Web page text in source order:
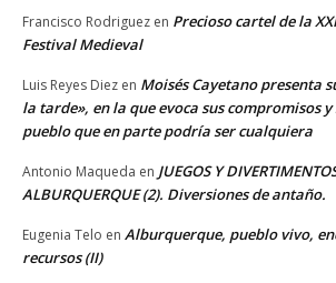
Francisco Rodriguez en Precioso cartel de la
Festival Medieval
Luis Reyes Diez en Moisés Cayetano presenta
la tarde», en la que evoca sus compromisos y
pueblo que en parte podría ser cualquiera
Antonio Maqueda en JUEGOS Y
ALBURQUERQUE (2). Diversiones de antaño.
Eugenia Telo en Alburquerque, pueblo vivo,
recursos (II)